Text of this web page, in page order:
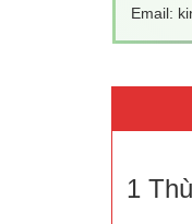
Email:
1